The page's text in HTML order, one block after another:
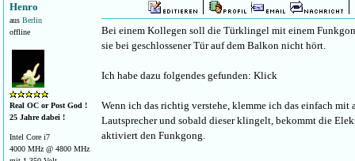
Henro
aus Berlin
offline
Real OC or Post God !
25 Jahre dabei !
Intel Core i7
4000 MHz @ 4800 MHz
Bei einem Kollegen soll die Türklingel mit einem
sie bei geschlossener Tür auf dem Balkon nicht hört.
Ich habe dazu folgendes gefunden: Klick
Wenn ich das richtig verstehe, klemme ich das einfach mit
Lautsprecher und sobald dieser klingelt, bekommt die
aktiviert den Funkgong.